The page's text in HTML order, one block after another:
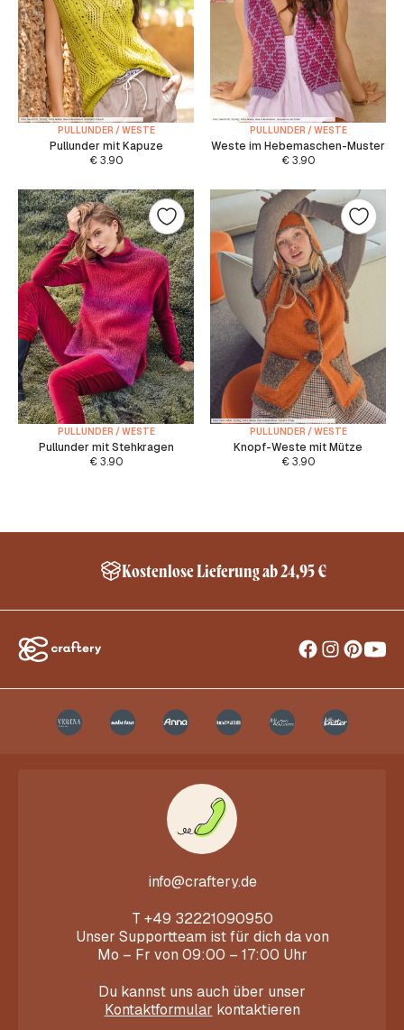
PULLUNDER / WESTE
Pullunder mit Kapuze
€3.90
PULLUNDER / WESTE
Weste im Hebemaschen-Muster
€3.90
PULLUNDER / WESTE
Pullunder mit Stehkragen
€3.90
PULLUNDER / WESTE
Knopf-Weste mit Mütze
€3.90
Kostenlose Lieferung ab 24,95 €
info@craftery.de
T +49 32221090950
Unser Supportteam ist für dich da von
Mo – Fr von 09:00 – 17:00 Uhr
Du kannst uns auch über unser
Kontaktformular kontaktieren